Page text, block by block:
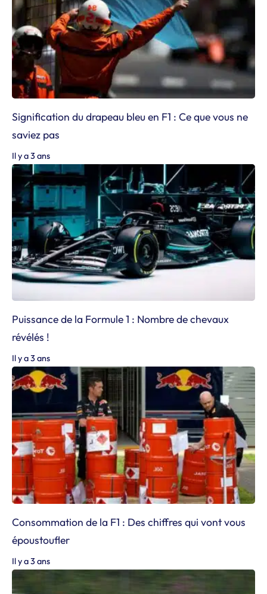
Signification du drapeau bleu en F1 : Ce que vous ne
saviez pas
Il y a 3 ans
Puissance de la Formule 1 : Nombre de chevaux
révélés !
Il y a 3 ans
Consommation de la F1 : Des chiffres qui vont vous
époustoufler
Il y a 3 ans